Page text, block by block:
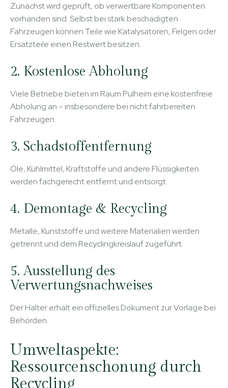
Zunächst wird geprüft, ob verwertbare Komponenten
vorhanden sind. Selbst bei stark beschädigten
Fahrzeugen können Teile wie Katalysatoren, Felgen oder
Ersatzteile einen Restwert besitzen.
2. Kostenlose Abholung
Viele Betriebe bieten im Raum Pulheim eine kostenfreie
Abholung an – insbesondere bei nicht fahrbereiten
Fahrzeugen.
3. Schadstoffentfernung
Öle, Kühlmittel, Kraftstoffe und andere Flüssigkeiten
werden fachgerecht entfernt und entsorgt.
4. Demontage & Recycling
Metalle, Kunststoffe und weitere Materialien werden
getrennt und dem Recyclingkreislauf zugeführt.
5. Ausstellung des
Verwertungsnachweises
Der Halter erhält ein offizielles Dokument zur Vorlage bei
Behörden.
Umweltaspekte:
Ressourcenschonung durch
Recycling